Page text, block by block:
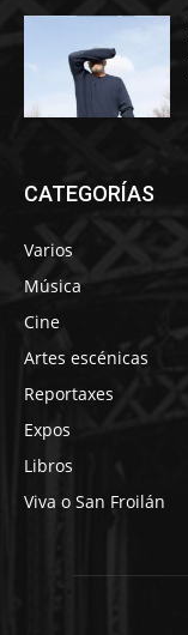
CATEGORÍAS
Varios
Música
Cine
Artes escénicas
Reportaxes
Expos
Libros
Viva o San Froilán